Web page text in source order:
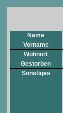
Name
Vorname
Wohnort
Gestorben
Sonstiges